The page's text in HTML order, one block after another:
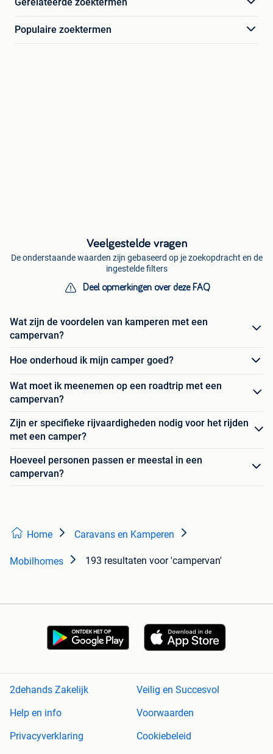
Populaire zoektermen
Veelgestelde vragen
De onderstaande waarden zijn gebaseerd op je zoekopdracht en de
ingestelde filters
Deel opmerkingen over deze FAQ
Wat zijn de voordelen van kamperen met een
campervan?
Hoe onderhoud ik mijn camper goed?
Wat moet ik meenemen op een roadtrip met een
campervan?
Zijn er specifieke rijvaardigheden nodig voor het rijden
met een camper?
Hoeveel personen passen er meestal in een
campervan?
Home Caravans en Kamperen
Mobilhomes 193 resultaten voor 'campervan'
2dehands Zakelijk
Veilig en Succesvol
Help en info
Voorwaarden
Privacyverklaring
Cookiebeleid